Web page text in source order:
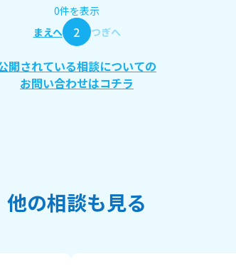
0件を表示
まえへ
2 つぎへ
開されている相談についての
お問い合わせはコチラ
他の相談も見る